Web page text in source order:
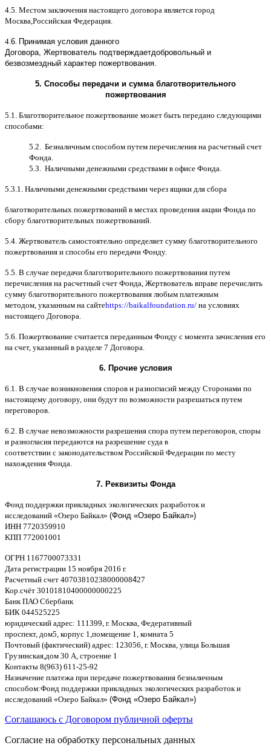
4.5. Местом заключения настоящего договора является город
Москва Российская Федерация
4. 6 Принимая условия данного
Договора, Жертвователь подтверждаетдобровольный и
безвозмездный характер пожертвования
5. Способы передачи и сумма благотворительного
пожертвования
5.1. Благотворительное пожертвование может быть передано следующими
способами:
5.2. Безналичным способом путем перечисления на расчетный счет
Фонда
5.3. Наличными денежными средствами в офисе Фонда
5.3.1. Наличными денежными средствами через ящики для сбора
благотворительных пожертвований в местах проведения акции Фонда по
сбору благотворительных пожертвований
5.4. Жертвователь самостоятельно определяет сумму благотворительного
пожертвования и способы его передачи Фонду.
5.5. B случае передачи благотворительного пожертвования путем
перечисления на расчетный счет Фонда Жертвователь вправе перечислить
сумму благотворительного пожертвования любым платежным
методом указанным на сайтеhttps://baikalfoundation.ru/ на условиях
настоящего Договора
5.6. Пожертвование считается переданным Фонду с момента зачисления его
на счет, указанный в разделе 7 Договора
6. Прочие условия
6.1. B случае возникновения споров и разногласий между Сторонами по
настоящему договору, они будут по возможности разрешаться путем
переговоров
6.2. B случае невозможности разрешения спора путем переговоров споры
и разногласия передаются на разрешение суда в
соответствии c законодательством Российской Федерации по месту
нахождения Фонда
7. Реквизиты Фонда
Фонд поддержки прикладных экологических разработок и
исследований «Озеро Байкал» (Фонд «Озеро Байкал»)
ИНН 7720359910
KПП 772001001
ОГРН 1167700073331
Дата регистрации 15 ноября 2016 г.
Расчетный счет 40703810238000008427
Кор счёт 30101810400000000225
Банк ПАО Сбербанк
БИК 044525225
юридический адрес: 111399, г. Москва Федеративный
проспект, дом5, корпус 1, помещение 1, комната 5
Почтовый (фактический) адрес: 123056, г. Москва улица Большая
Грузинская дом 30 А строение 1
Контакты 8(963) 611-25-92
Назначение платежа при передаче пожертвования безналичным
способом:Фонд поддержки прикладных экологических разработок и
исследований «Озеро Байкал» (Фонд «Озеро Байкал»)
Соглашаюсь с Договором публичной оферты
Согласие на обработку персональных данных